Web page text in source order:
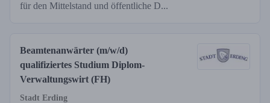
für den Mittelstand und öffentliche D...
Beamtenanwärter (m/w/d)
qualifiziertes Studium Diplom-
Verwaltungswirt (FH)
Stadt Erding